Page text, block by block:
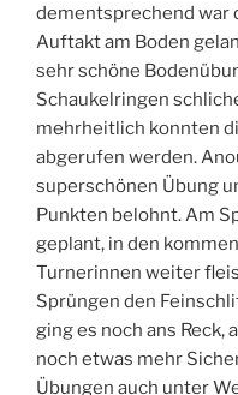
dementsprechend war
Auftakt am Boden
sehr schöne
Schaukelringen
mehrheitlich konnten
abgerufen werden.
superschönen Übung
Punkten belohnt. Am
geplant, in den
Turnerinnen weiter
Sprüngen den
ging es noch ans Reck,
noch etwas mehr
Übungen auch unter